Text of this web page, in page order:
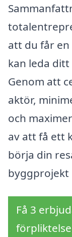
att du får
kan leda
Genom att
aktör,
och
av att få ett
börja din
byggprojekt
Få 3